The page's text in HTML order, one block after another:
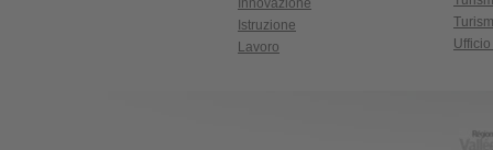
Innovazione
Istruzione
Lavoro